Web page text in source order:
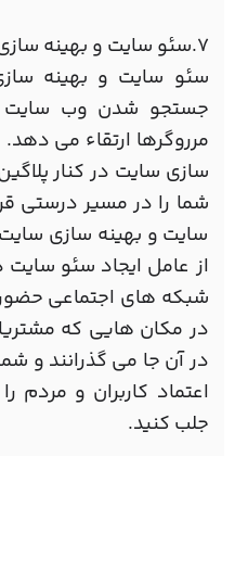
7.سئو سایت و بهینه سازی سایت.
سئو سایت و بهینه
مرروگرها ارتقاء می
شما را در مسیر درستی
سایت و بهینه سازی
از عامل ایجاد سئو سایت
شبکه های اجتماعی حضور
در مکان هایی که
در آن جا می گذرانند و
اعتماد کاربران و
جلب کنید.